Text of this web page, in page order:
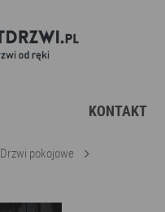
KONTAKT
Drzwi pokojowe